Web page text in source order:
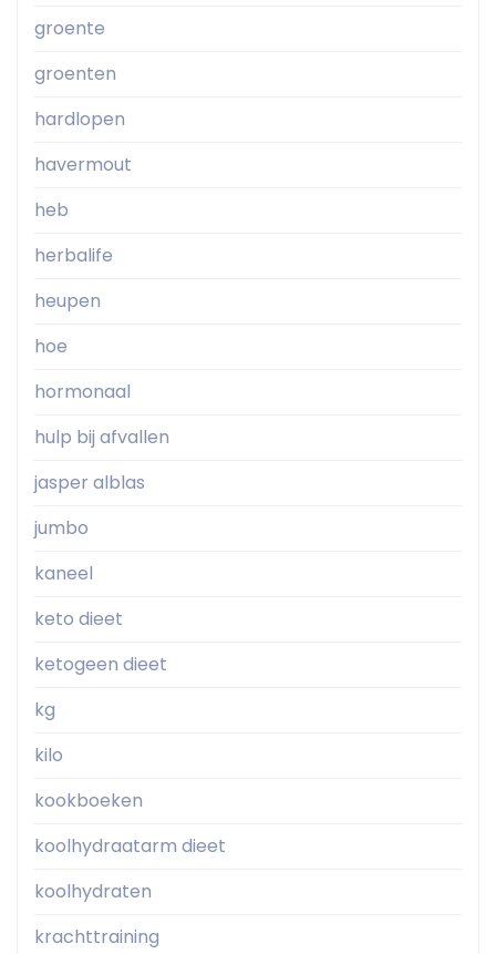
groente
groenten
hardlopen
havermout
heb
herbalife
heupen
hoe
hormonaal
hulp bij afvallen
jasper alblas
jumbo
kaneel
keto dieet
ketogeen dieet
kg
kilo
kookboeken
koolhydraatarm dieet
koolhydraten
krachttraining